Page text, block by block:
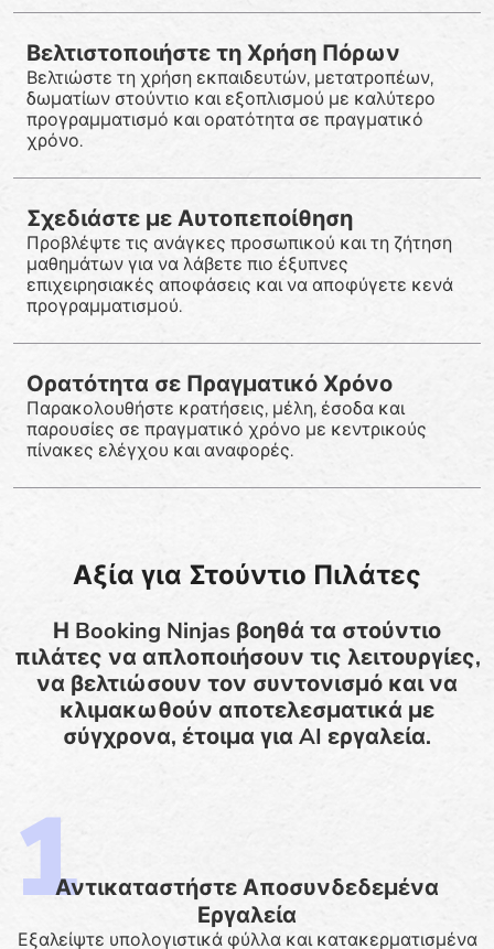
Βελτιστοποιήστε τη Χρήση Πόρων
Βελτιώστε τη χρήση εκπαιδευτών, μετατροπέων,
δωματίων στούντιο και εξοπλισμού με καλύτερο
προγραμματισμό και ορατότητα σε πραγματικό
χρόνο.
Σχεδιάστε με Αυτοπεποίθηση
Προβλέψτε τις ανάγκες προσωπικού και τη ζήτηση
μαθημάτων για να λάβετε πιο έξυπνες
επιχειρησιακές αποφάσεις και να αποφύγετε κενά
προγραμματισμού.
Ορατότητα σε Πραγματικό Χρόνο
Παρακολουθήστε κρατήσεις, μέλη, έσοδα και
παρουσίες σε πραγματικό χρόνο με κεντρικούς
πίνακες ελέγχου και αναφορές.
Αξία για Στούντιο Πιλάτες
Η Booking Ninjas βοηθά τα στούντιο
πιλάτες να απλοποιήσουν τις λειτουργίες,
να βελτιώσουν τον συντονισμό και να
κλιμακωθούν αποτελεσματικά με
σύγχρονα, έτοιμα για AI εργαλεία.
Αντικαταστήστε Αποσυνδεδεμένα
Εργαλεία
Εξαλείψτε υπολογιστικά φύλλα και κατακερματισμένα